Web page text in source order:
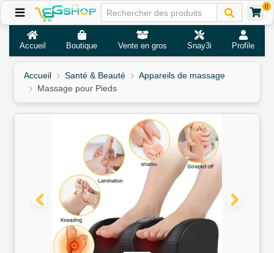
0
Accueil Boutique Vente en gros Snay3i Profile
Accueil Santé & Beauté
Appareils de massage
Massage pour Pieds